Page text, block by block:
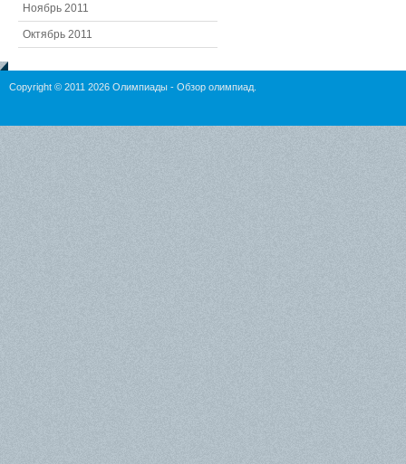
Ноябрь 2011
Октябрь 2011
Copyright © 2011 2026 Олимпиады - Обзор олимпиад.